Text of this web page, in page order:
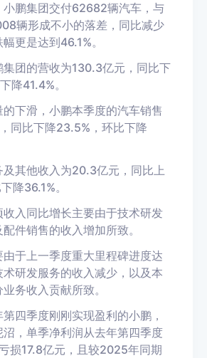
小鹏集团交付62682辆汽车，与
辆形成不小的落差，同比减少
更是达到46.1%。
集团的营收为130.3亿元，同比下
降41.4%。
下滑，小鹏本季度的汽车销售
同比下降23.5%，环比下降
及其他收入为20.3亿元，同比上
降36.1%。
入同比增长主要由于技术研发
件销售的收入增加所致。
于上一季度重大里程碑进度达
研发服务的收入减少，以及本
务收入贡献所致。
四季度刚刚实现盈利的小鹏，
，单季净利润从去年第四季度
损17.8亿元，且较2025年同期